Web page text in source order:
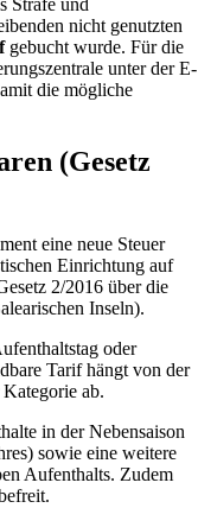
Strafe und
nicht genutzten
gebucht wurde. Für die
unter der E-
die mögliche
(Gesetz
eine neue Steuer
Einrichtung auf
2/2016 über die
Inseln).
oder
Tarif hängt von der
ab.
in der Nebensaison
sowie eine weitere
Aufenthalts. Zudem